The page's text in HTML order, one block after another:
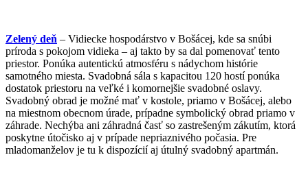
Zelený deň – Vidiecke hospodárstvo v Bošácej, kde sa snúbi
príroda s pokojom vidieka – aj takto by sa dal pomenovať tento
priestor. Ponúka autentickú atmosféru s nádychom histórie
samotného miesta. Svadobná sála s kapacitou 120 hostí ponúka
dostatok priestoru na veľké i komornejšie svadobné oslavy.
Svadobný obrad je možné mať v kostole, priamo v Bošácej, alebo
na miestnom obecnom úrade, prípadne symbolický obrad priamo v
záhrade. Nechýba ani záhradná časť so zastrešeným zákutím, ktorá
poskytne útočisko aj v prípade nepriaznivého počasia. Pre
mladomanželov je tu k dispozícií aj útulný svadobný apartmán.